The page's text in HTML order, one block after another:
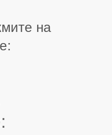
на